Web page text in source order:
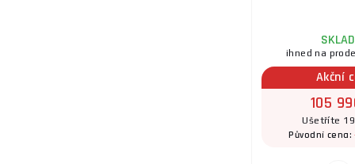
ihned na
Akční
105
Ušetříte
Původní cena: